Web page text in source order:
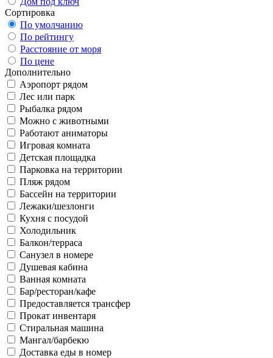
Сортировка
По умолчанию
По рейтингу
Расстояние от моря
По цене
Дополнительно
Аэропорт рядом
Лес или парк
Рыбалка рядом
Можно с животными
Работают аниматоры
Игровая комната
Детская площадка
Парковка на территории
Пляж рядом
Бассейн на территории
Лежаки/шезлонги
Кухня с посудой
Холодильник
Балкон/терраса
Санузел в номере
Душевая кабина
Ванная комната
Бар/ресторан/кафе
Предоставляется трансфер
Прокат инвентаря
Стиральная машина
Мангал/барбекю
Доставка еды в номер